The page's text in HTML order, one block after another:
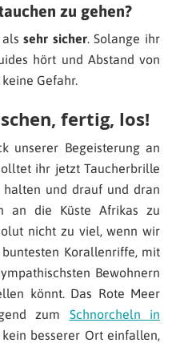
zu gehen?
sehr sicher. Solange ihr
hört und Abstand von
Gefahr.
fertig, los!
unserer Begeisterung an
ihr jetzt Taucherbrille
und drauf und dran
an die Küste Afrikas zu
nicht zu viel, wenn wir
Korallenriffe, mit
Bewohnern
könnt. Das Rote Meer
zum Schnorcheln in
besserer Ort einfallen,